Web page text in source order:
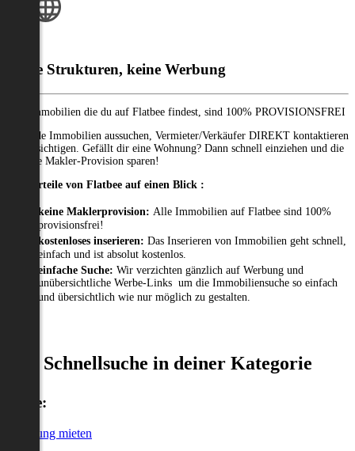
Klare Strukturen, keine Werbung
Alle Immobilien die du auf Flatbee findest, sind 100% PROVISIONSFREI
Passende Immobilien aussuchen, Vermieter/Verkäufer DIREKT kontaktieren
und besichtigen. Gefällt dir eine Wohnung? Dann schnell einziehen und die
gesamte Makler-Provision sparen!
Die Vorteile von Flatbee auf einen Blick :
keine Maklerprovision: Alle Immobilien auf Flatbee sind 100%
provisionsfrei!
kostenloses inserieren: Das Inserieren von Immobilien geht schnell,
einfach und ist absolut kostenlos.
einfache Suche: Wir verzichten gänzlich auf Werbung und
unübersichtliche Werbe-Links um die Immobiliensuche so einfach
und übersichtlich wie nur möglich zu gestalten.
Schnellsuche in deiner Kategorie
Miete:
Wohnung mieten